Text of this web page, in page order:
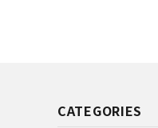
CATEGORIES